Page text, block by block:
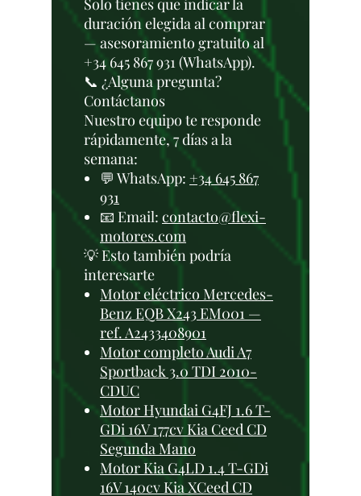
Solo tienes que indicar la
duración elegida al comprar
— asesoramiento gratuito al
+34 645 867 931 (WhatsApp).
📞 ¿Alguna pregunta?
Contáctanos
Nuestro equipo te responde
rápidamente, 7 días a la
semana:
💬 WhatsApp: +34 645 867
931
📧 Email: contacto@flexi-
motores.com
💡 Esto también podría
interesarte
Motor eléctrico Mercedes-
Benz EQB X243 EM001 —
ref. A2433408901
Motor completo Audi A7
Sportback 3.0 TDI 2010-
CDUC
Motor Hyundai G4FJ 1.6 T-
GDi 16V 177cv Kia Ceed CD
Segunda Mano
Motor Kia G4LD 1.4 T-GDi
16V 140cv Kia XCeed CD